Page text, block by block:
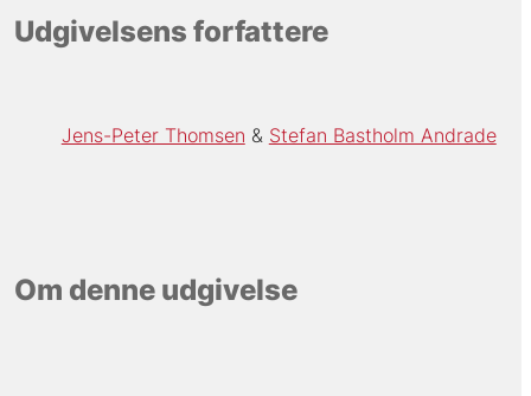
Udgivelsens forfattere
Jens-Peter Thomsen Stefan Bastholm Andrade
Om denne udgivelse